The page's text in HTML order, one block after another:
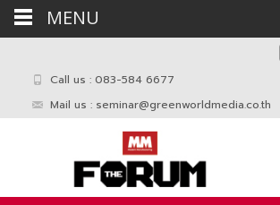
Call us : 083-584 6677
Mail us : seminar@greenworldmedia.co.th
MENU